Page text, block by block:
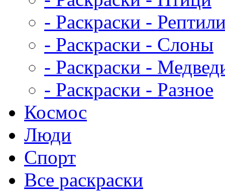
- Раскраски -
- Раскраски - Слоны
- Раскраски -
- Раскраски - Разное
Космос
Люди
Спорт
Все раскраски